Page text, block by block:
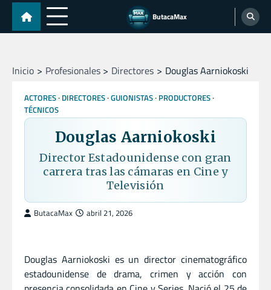
Skip
content
ButacaMax
Inicio Profesionales Directores Douglas Aarniokoski
ACTORES DIRECTORES GUIONISTAS PRODUCTORES
TÉCNICOS
Douglas Aarniokoski
Director Estadounidense con gran
carrera tras las cámaras en Cine y
Televisión
ButacaMax abril 21, 2026
Douglas Aarniokoski es un director cinematográfico
estadounidense de drama, crimen y acción con